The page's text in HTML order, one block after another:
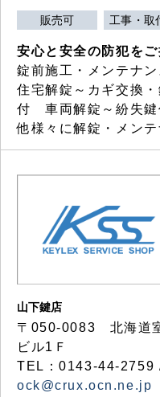
販売可 工事・取
安心と安全の防犯をご
錠前施工・メンテナ
住宅解錠～カギ交換
付 車両解錠～紛失
他様々に解錠・メン
山下鍵店
〒050-0083 北海道
ビル1Ｆ
TEL：0143-44-2759
ock@crux.ocn.ne.jp